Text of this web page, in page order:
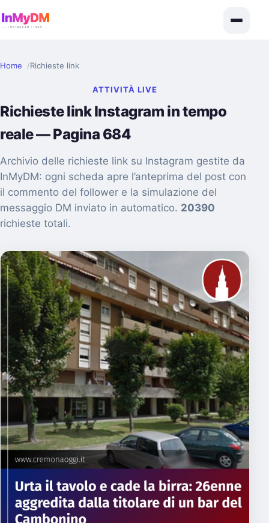
Home Richieste link
ATTIVITÀ LIVE
Richieste link Instagram in tempo
reale — Pagina 684
Archivio delle richieste link su Instagram gestite da
InMyDM: ogni scheda apre l’anteprima del post con
il commento del follower e la simulazione del
messaggio DM inviato in automatico. 20390
richieste totali.